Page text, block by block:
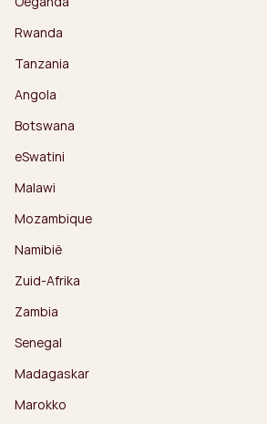
Rwanda
Tanzania
Angola
Botswana
eSwatini
Malawi
Mozambique
Namibië
Zuid-Afrika
Zambia
Senegal
Madagaskar
Marokko